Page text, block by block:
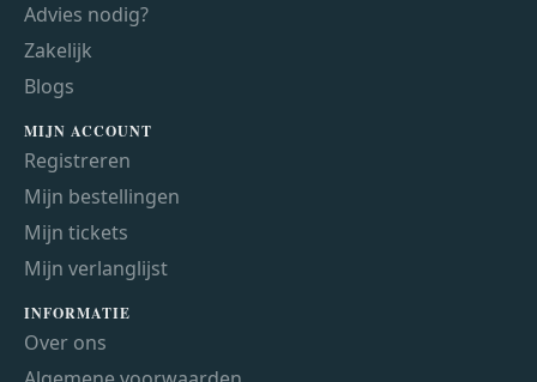
Advies nodig?
Zakelijk
Blogs
MIJN ACCOUNT
Registreren
Mijn bestellingen
Mijn tickets
Mijn verlanglijst
INFORMATIE
Over ons